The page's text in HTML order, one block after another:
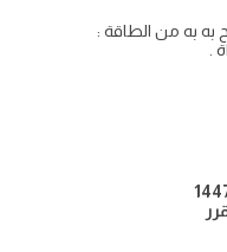
به به من الطاقة :
.